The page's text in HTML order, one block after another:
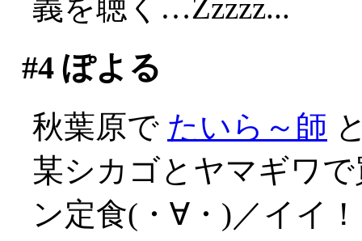
義を聴く…Zzzzz...
#4ぽよる
秋葉原で たいら～師
某シカゴとヤマギワ
ン定食(・∀・)／イイ